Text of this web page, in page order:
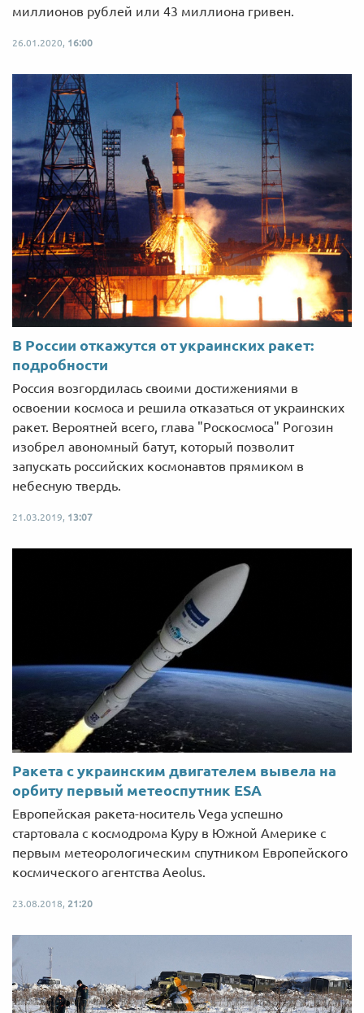
миллионов рублей или 43 миллиона гривен.
26.01.2020, 16:00
В России откажутся от украинских ракет:
подробности
Россия возгордилась своими достижениями в
освоении космоса и решила отказаться от украинских
ракет. Вероятней всего, глава "Роскосмоса" Рогозин
изобрел авономный батут, который позволит
запускать российских космонавтов прямиком в
небесную твердь.
21.03.2019, 13:07
Ракета с украинским двигателем вывела на
орбиту первый метеоспутник ESA
Европейская ракета-носитель Vega успешно
стартовала с космодрома Куру в Южной Америке с
первым метеорологическим спутником Европейского
космического агентства Aeolus.
23.08.2018, 21:20